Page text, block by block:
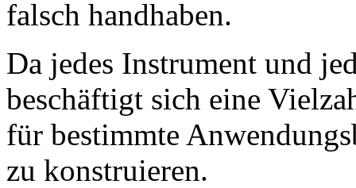
falsch handhaben.
Da jedes Instrument und
beschäftigt sich eine
für bestimmte
zu konstruieren.